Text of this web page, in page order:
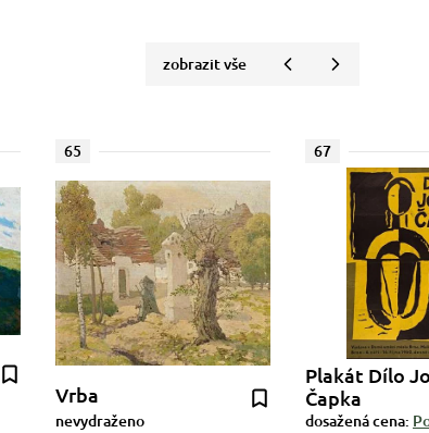
zobrazit vše
65
Vrba
nevydraženo
67
Plakát Dílo
Čapka
dosažená cena: